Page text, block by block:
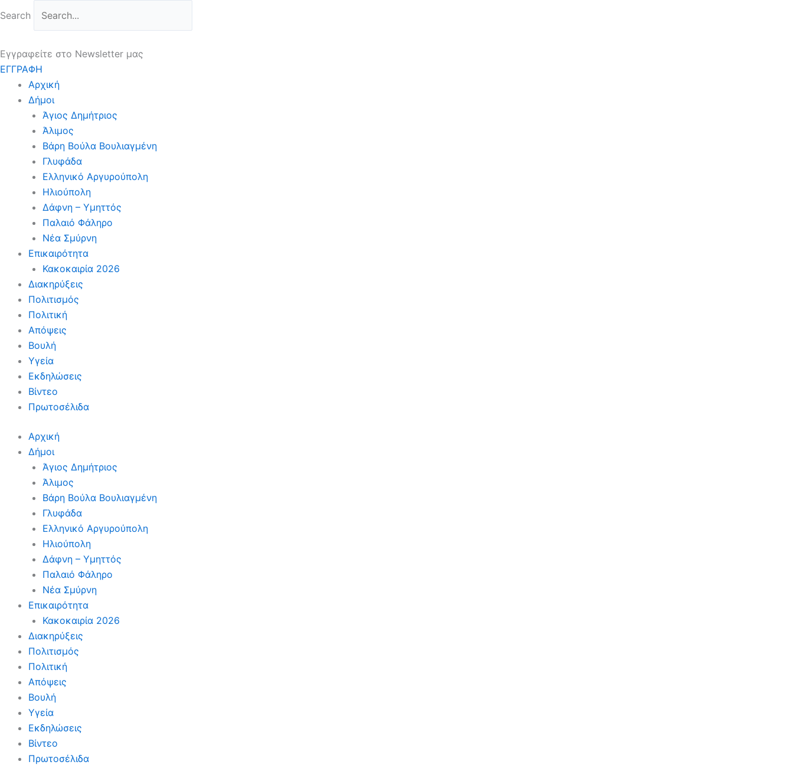
στο
Search
Εγγραφείτε στο Newsletter μας
ΕΓΓΡΑΦΗ
Αρχική
Δήμοι
Άγιος Δημήτριος
Άλιμος
Βάρη Βούλα Βουλιαγμένη
Γλυφάδα
Ελληνικό Αργυρούπολη
Ηλιούπολη
Δάφνη – Υμηττός
Παλαιό Φάληρο
Νέα Σμύρνη
Επικαιρότητα
Κακοκαιρία 2026
Διακηρύξεις
Πολιτισμός
Πολιτική
Απόψεις
Βουλή
Υγεία
Εκδηλώσεις
Βίντεο
Πρωτοσέλιδα
Αρχική
Δήμοι
Άγιος Δημήτριος
Άλιμος
Βάρη Βούλα Βουλιαγμένη
Γλυφάδα
Ελληνικό Αργυρούπολη
Ηλιούπολη
Δάφνη – Υμηττός
Παλαιό Φάληρο
Νέα Σμύρνη
Επικαιρότητα
Κακοκαιρία 2026
Διακηρύξεις
Πολιτισμός
Πολιτική
Απόψεις
Βουλή
Υγεία
Εκδηλώσεις
Βίντεο
Πρωτοσέλιδα